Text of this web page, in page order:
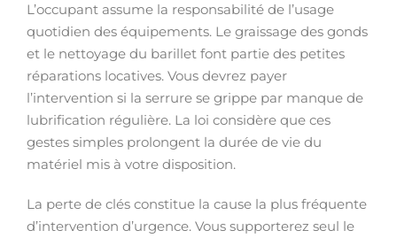
L’occupant assume la responsabilité de l’usage
quotidien des équipements. Le graissage des gonds
et le nettoyage du barillet font partie des petites
réparations locatives. Vous devrez payer
l’intervention si la serrure se grippe par manque de
lubrification régulière. La loi considère que ces
gestes simples prolongent la durée de vie du
matériel mis à votre disposition.
La perte de clés constitue la cause la plus fréquente
d’intervention d’urgence. Vous supporterez seul le